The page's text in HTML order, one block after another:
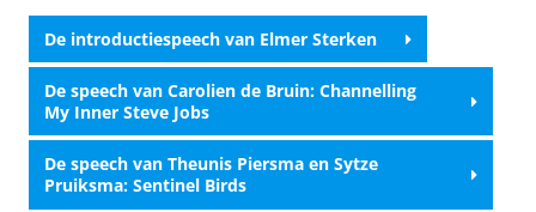
video te zien
De introductiespeech van Elmer Sterken
De speech van Carolien de Bruin: Channelling
My Inner Steve Jobs
De speech van Theunis Piersma en Sytze
Pruiksma: Sentinel Birds